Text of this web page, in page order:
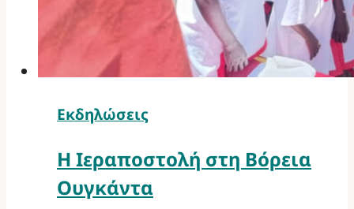
Εκδηλώσεις
Η Ιεραποστολή στη Βόρεια
Ουγκάντα